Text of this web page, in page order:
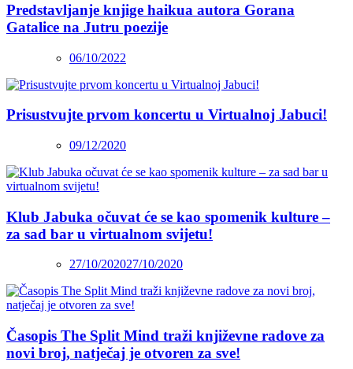
Predstavljanje knjige haikua autora Gorana
Gatalice na Jutru poezije
06/10/2022
Prisustvujte prvom koncertu u Virtualnoj Jabuci!
09/12/2020
Klub Jabuka očuvat će se kao spomenik kulture –
za sad bar u virtualnom svijetu!
27/10/202027/10/2020
Časopis The Split Mind traži književne radove za
novi broj, natječaj je otvoren za sve!